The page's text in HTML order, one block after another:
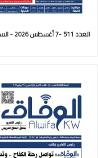
العدد 511 -7 أغسطس 2026 - السنة الثالثة